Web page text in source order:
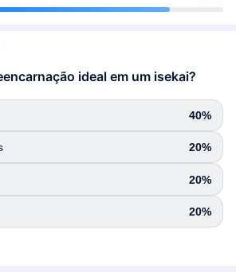
ideal em um isekai?
40%
20%
20%
20%